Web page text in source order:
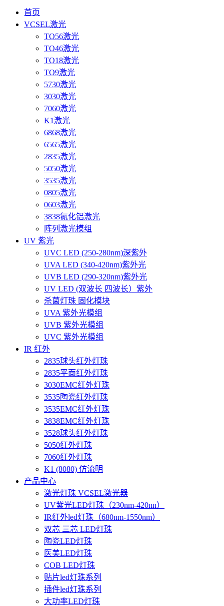
首页
VCSEL激光
TO56激光
TO46激光
TO18激光
TO9激光
5730激光
3030激光
7060激光
K1激光
6868激光
6565激光
2835激光
5050激光
3535激光
0805激光
0603激光
3838氮化铝激光
阵列激光模组
UV 紫光
UVC LED (250-280nm)深紫外
UVA LED (340-420nm)紫外光
UVB LED (290-320nm)紫外光
UV LED (双波长 四波长）紫外
杀菌灯珠 固化模块
UVA 紫外光模组
UVB 紫外光模组
UVC 紫外光模组
IR 红外
2835球头红外灯珠
2835平面红外灯珠
3030EMC红外灯珠
3535陶瓷红外灯珠
3535EMC红外灯珠
3838EMC红外灯珠
3528球头红外灯珠
5050红外灯珠
7060红外灯珠
K1 (8080) 仿流明
产品中心
激光灯珠 VCSEL激光器
UV紫光LED灯珠（230nm-420nn）
IR红外led灯珠（680nm-1550nm）
双芯 三芯 LED灯珠
陶瓷LED灯珠
医美LED灯珠
COB LED灯珠
贴片led灯珠系列
插件led灯珠系列
大功率LED灯珠